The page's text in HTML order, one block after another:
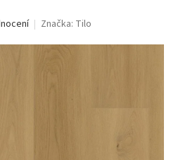
Značka: Tilo